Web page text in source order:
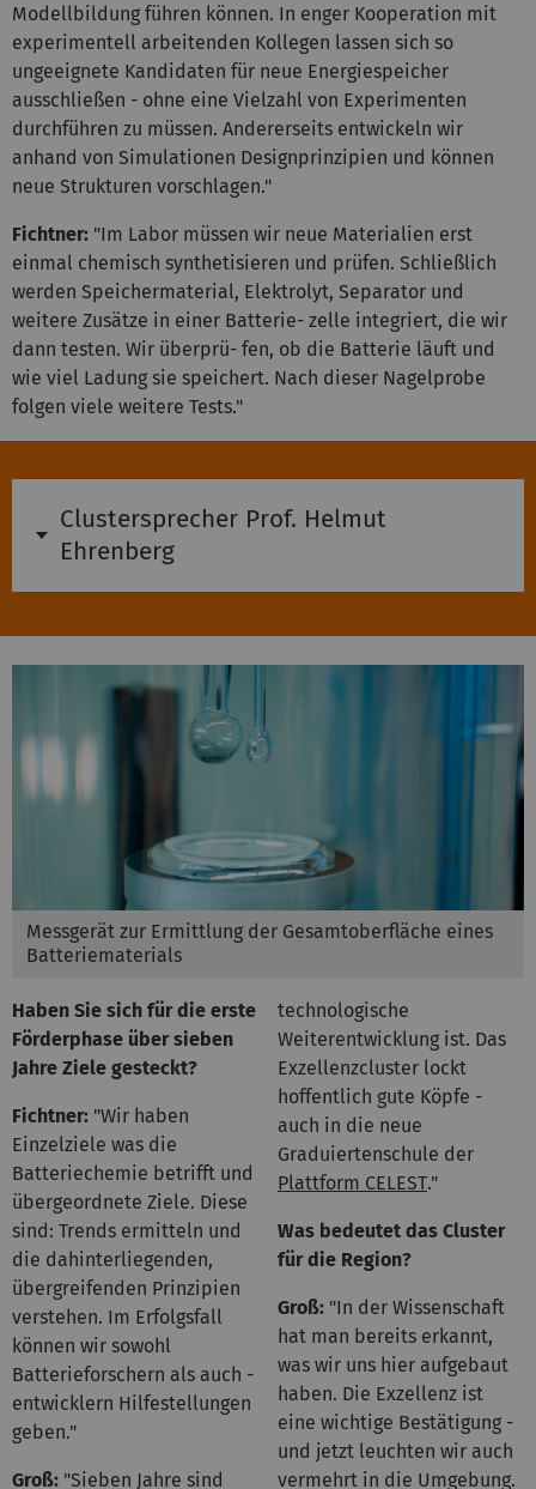
Modellbildung führen können. In enger Kooperation mit
experimentell arbeitenden Kollegen lassen sich so
ungeeignete Kandidaten für neue Energiespeicher
ausschließen - ohne eine Vielzahl von Experimenten
durchführen zu müssen. Andererseits entwickeln wir
anhand von Simulationen Designprinzipien und können
neue Strukturen vorschlagen."
Fichtner: "Im Labor müssen wir neue Materialien erst
einmal chemisch synthetisieren und prüfen. Schließlich
werden Speichermaterial, Elektrolyt, Separator und
weitere Zusätze in einer Batterie- zelle integriert, die wir
dann testen. Wir überprü- fen, ob die Batterie läuft und
wie viel Ladung sie speichert. Nach dieser Nagelprobe
folgen viele weitere Tests."
Clustersprecher Prof. Helmut
Ehrenberg
Messgerät zur Ermittlung der Gesamtoberfläche eines
Batteriematerials
Haben Sie sich für die erste
Förderphase über sieben
Jahre Ziele gesteckt?
Fichtner: "Wir haben
Einzelziele was die
Batteriechemie betrifft und
übergeordnete Ziele. Diese
sind: Trends ermitteln und
die dahinterliegenden,
übergreifenden Prinzipien
verstehen. Im Erfolgsfall
können wir sowohl
Batterieforschern als auch -
entwicklern Hilfestellungen
geben."
Groß: "Sieben Jahre sind
technologische
Weiterentwicklung ist. Das
Exzellenzcluster lockt
hoffentlich gute Köpfe -
auch in die neue
Graduiertenschule der
Plattform CELEST."
Was bedeutet das Cluster
für die Region?
Groß: "In der Wissenschaft
hat man bereits erkannt,
was wir uns hier aufgebaut
haben. Die Exzellenz ist
eine wichtige Bestätigung -
und jetzt leuchten wir auch
vermehrt in die Umgebung.